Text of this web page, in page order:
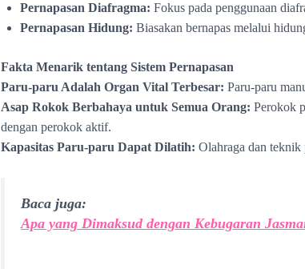
Pernapasan Diafragma: Fokus pada penggunaan
Pernapasan Hidung: Biasakan bernapas melalui
Fakta Menarik tentang Sistem Pernapasan
Paru-paru Adalah Organ Vital Terbesar: Paru-paru
Asap Rokok Berbahaya untuk Semua Orang: Perokok
dengan perokok aktif.
Kapasitas Paru-paru Dapat Dilatih: Olahraga dan teknik
Baca juga:
Apa yang Dimaksud dengan Kebugaran